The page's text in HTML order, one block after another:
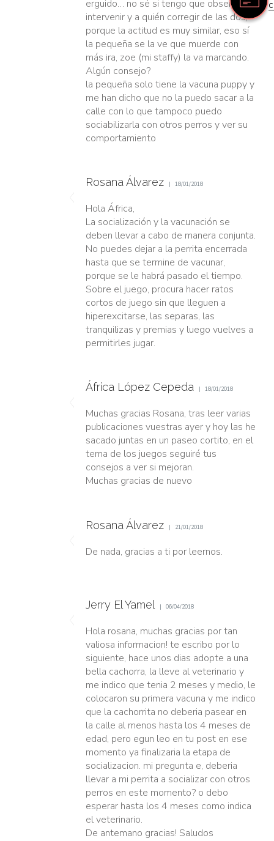
erguido… no sé si tengo que observar o
intervenir y a quién corregir de las dos,
porque la actitud es muy similar, eso sí
la pequeña se la ve que muerde con
más ira, zoe (mi staffy) la va marcando.
Algún consejo?
la pequeña solo tiene la vacuna puppy y
me han dicho que no la puedo sacar a la
calle con lo que tampoco puedo
sociabilizarla con otros perros y ver su
comportamiento
Rosana Álvarez 18/01/2018
Hola África,
La socialización y la vacunación se
deben llevar a cabo de manera conjunta.
No puedes dejar a la perrita encerrada
hasta que se termine de vacunar,
porque se le habrá pasado el tiempo.
Sobre el juego, procura hacer ratos
cortos de juego sin que lleguen a
hiperexcitarse, las separas, las
tranquilizas y premias y luego vuelves a
permitirles jugar.
África López Cepeda 18/01/2018
Muchas gracias Rosana, tras leer varias
publicaciones vuestras ayer y hoy las he
sacado juntas en un paseo cortito, en el
tema de los juegos seguiré tus
consejos a ver si mejoran.
Muchas gracias de nuevo
Rosana Álvarez 21/01/2018
De nada, gracias a ti por leernos.
Jerry El Yamel 06/04/2018
Hola rosana, muchas gracias por tan
valiosa informacion! te escribo por lo
siguiente, hace unos dias adopte a una
bella cachorra, la lleve al veterinario y
me indico que tenia 2 meses y medio, le
colocaron su primera vacuna y me indico
que la cachorrita no deberia pasear en
la calle al menos hasta los 4 meses de
edad, pero egun leo en tu post en ese
momento ya finalizaria la etapa de
socializacion. mi pregunta e, deberia
llevar a mi perrita a socializar con otros
perros en este momento? o debo
esperar hasta los 4 meses como indica
el veterinario.
De antemano gracias! Saludos